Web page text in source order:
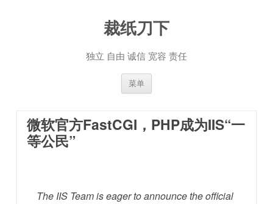
裁纸刀下
独立 自由 诚信 宽容 责任
菜单
微软官方FastCGI，PHP成为IIS“一
等公民”
The IIS Team is eager to announce the official